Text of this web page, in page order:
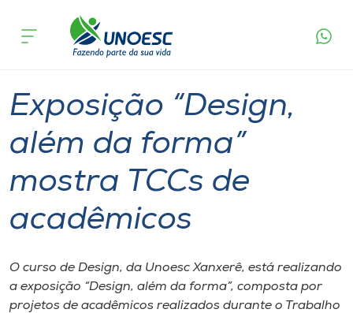
Cursos
Pesquisa
Atendimento ao Estudante
Portal de Ensino
A
Unoesc
acontece
Exposição “Design,
além da forma”
mostra TCCs de
acadêmicos
O curso de Design, da Unoesc Xanxerê, está realizando
a exposição “Design, além da forma”, composta por
projetos de acadêmicos realizados durante o Trabalho